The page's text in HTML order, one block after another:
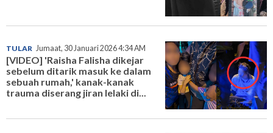
TULAR Jumaat, 30 Januari 2026 4:34 AM
[VIDEO] 'Raisha Falisha dikejar
sebelum ditarik masuk ke dalam
sebuah rumah,' kanak-kanak
trauma diserang jiran lelaki di...